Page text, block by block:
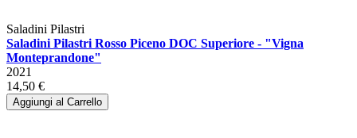
Saladini Pilastri
Saladini Pilastri Rosso Piceno DOC Superiore - "Vigna
Monteprandone"
2021
14,50 €
Aggiungi al Carrello